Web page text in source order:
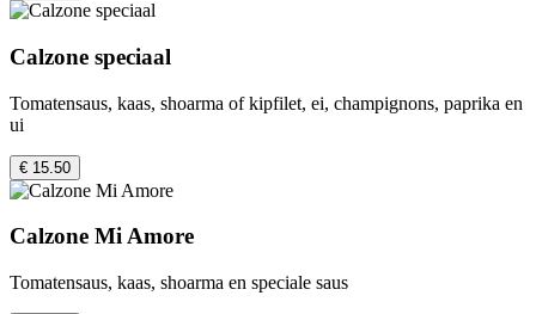
Calzone speciaal
Tomatensaus, kaas, shoarma of kipfilet, ei, champignons, paprika en
ui
€ 15.50
Calzone Mi Amore
Tomatensaus, kaas, shoarma en speciale saus